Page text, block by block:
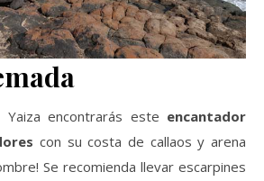
encontrarás este encantador
con su costa de callaos y arena
Se recomienda llevar escarpines